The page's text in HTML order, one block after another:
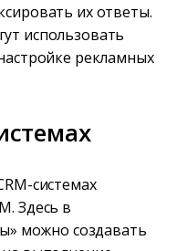
их ответы.
использовать
рекламных
системах
Здесь в
можно создавать